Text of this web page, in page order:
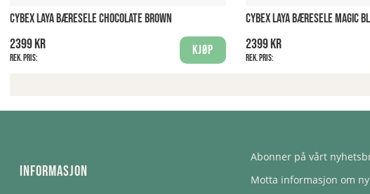
CYBEX LAYA BÆRESELE CHOCOLATE BROWN
2399 kr
Rek. pris:
Kjøp
CYBEX LAYA BÆRESELE MAGIC
2399 kr
Rek. pris:
Informasjon
Abonner på vårt
Motta informasjon om